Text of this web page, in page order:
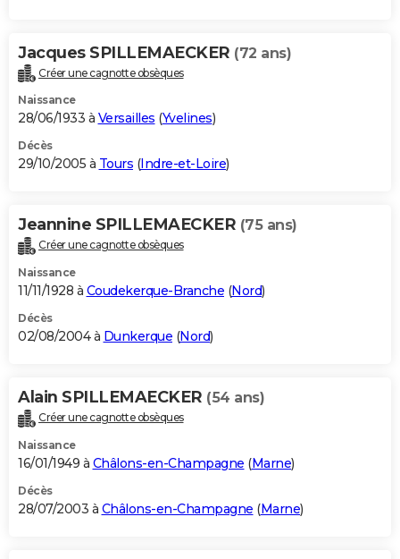
Jacques SPILLEMAECKER (72 ans)
Créer une cagnotte obsèques
Naissance
28/06/1933 à Versailles (Yvelines)
Décès
29/10/2005 à Tours (Indre-et-Loire)
Jeannine SPILLEMAECKER (75 ans)
Créer une cagnotte obsèques
Naissance
11/11/1928 à Coudekerque-Branche (Nord)
Décès
02/08/2004 à Dunkerque (Nord)
Alain SPILLEMAECKER (54 ans)
Créer une cagnotte obsèques
Naissance
16/01/1949 à Châlons-en-Champagne (Marne)
Décès
28/07/2003 à Châlons-en-Champagne (Marne)